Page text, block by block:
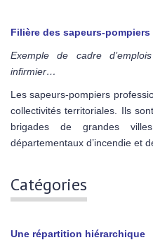
Filière des sapeurs-pompiers
Exemple de cadre
infirmier…
Les sapeurs-pompiers
collectivités territoriales. Ils
brigades de grandes
départementaux d’incendie et
Catégories
Une répartition hiérarchique